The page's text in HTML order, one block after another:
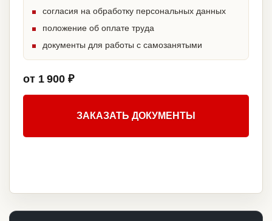
согласия на обработку персональных данных
положение об оплате труда
документы для работы с самозанятыми
от 1 900 ₽
ЗАКАЗАТЬ ДОКУМЕНТЫ